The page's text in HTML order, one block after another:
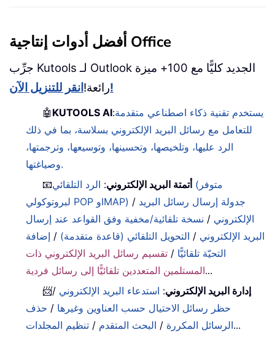
أفضل أدوات إنتاجية Office
جرِّب Kutools لـ Outlook الجديد كليًّا مع 100+ ميزة
رائعة!انقر للتنزيل الآن!
🤖 KUTOOLS AI:يستخدم تقنية ذكاء اصطناعي متقدمة
للتعامل مع رسائل البريد الإلكتروني بسلاسة، بما في ذلك
الرد عليها، وتلخيصها، وتحسينها، وتوسيعها، وترجمتها،
وصياغتها.
📧
أتمتة البريد الإلكتروني: الرد التلقائي (متوفر
لبروتوكولي POP وIMAP) / جدولة إرسال رسائل البريد
الإلكتروني / نسخة تلقائية/مخفية وفق القواعد عند إرسال
البريد الإلكتروني / التحويل التلقائي (قاعدة متقدمة) / إضافة
التحيّة تلقائيًّا / تقسيم رسائل البريد الإلكتروني ذات
المستلمين المتعددين تلقائيًّا إلى رسائل فردية...
📨
إدارة البريد الإلكتروني: استدعاء البريد الإلكتروني /
حظر رسائل الاحتيال حسب العناوين وغيرها / حذف
الرسائل المكررة / البحث المتقدم / تنظيم المجلدات
...